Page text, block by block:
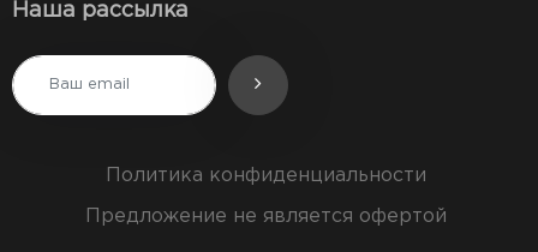
Наша рассылка
Политика конфиденциальности
Предложение не является офертой